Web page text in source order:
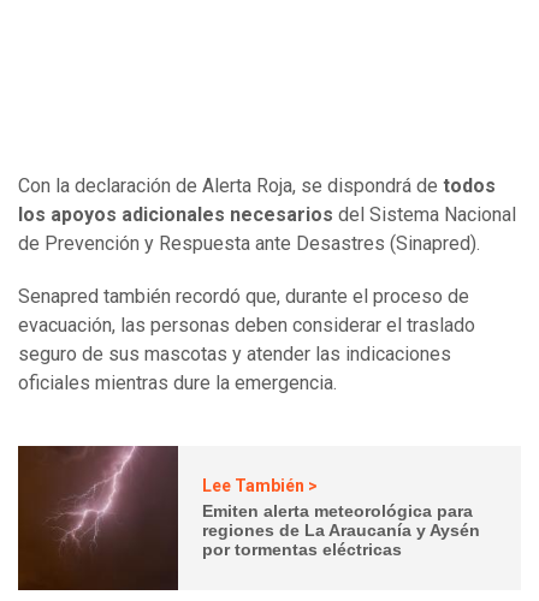
Con la declaración de Alerta Roja, se dispondrá de todos
los apoyos adicionales necesarios del Sistema Nacional
de Prevención y Respuesta ante Desastres (Sinapred).
Senapred también recordó que, durante el proceso de
evacuación, las personas deben considerar el traslado
seguro de sus mascotas y atender las indicaciones
oficiales mientras dure la emergencia.
Lee También >
Emiten alerta meteorológica para
regiones de La Araucanía y Aysén
por tormentas eléctricas